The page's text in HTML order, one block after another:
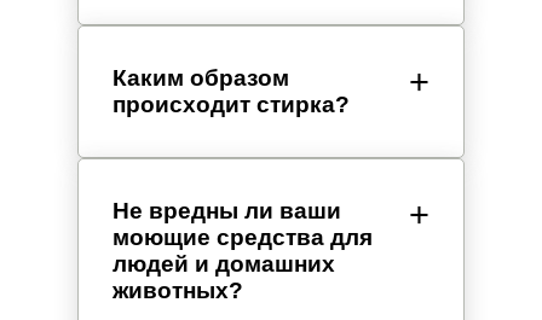
Каким образом
происходит стирка?
Не вредны ли ваши
моющие средства для
людей и домашних
животных?